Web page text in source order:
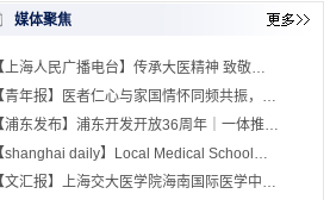
媒体聚焦
上海人民广播电台】传承大医精神 致敬…
青年报】医者仁心与家国情怀同频共振，…
浦东发布】浦东开发开放36周年｜一体推…
shanghai daily】Local Medical School…
文汇报】上海交大医学院海南国际医学中…